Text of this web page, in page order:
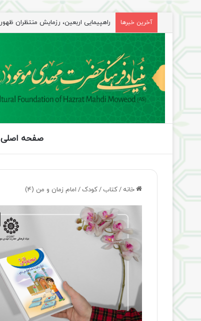
آخرین خبرها راهپیمایی اربعین، رزمایش منتظران ظهور
صفحه اصلی
خانه /کتاب /کودک / امام زمان و من (۴)